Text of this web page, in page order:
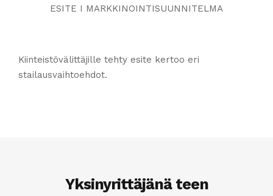
ESITE I MARKKINOINTISUUNNITELMA
Kiinteistövälittäjille tehty esite kertoo eri
stailausvaihtoehdot.
Yksinyrittäjänä teen
Elina toimii
Tykkään tuntiperusteisesta